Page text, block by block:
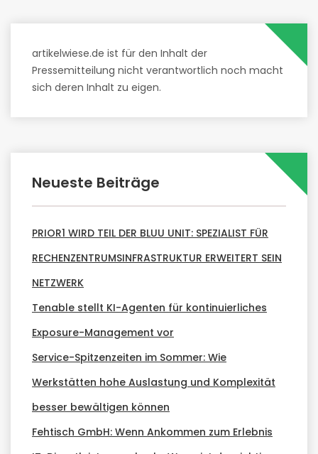
artikelwiese.de ist für den Inhalt der
Pressemitteilung nicht verantwortlich noch macht
sich deren Inhalt zu eigen.
Neueste Beiträge
PRIOR1 WIRD TEIL DER BLUU UNIT: SPEZIALIST FÜR
RECHENZENTRUMSINFRASTRUKTUR ERWEITERT SEIN
NETZWERK
Tenable stellt KI-Agenten für kontinuierliches
Exposure-Management vor
Service-Spitzenzeiten im Sommer: Wie
Werkstätten hohe Auslastung und Komplexität
besser bewältigen können
Fehtisch GmbH: Wenn Ankommen zum Erlebnis